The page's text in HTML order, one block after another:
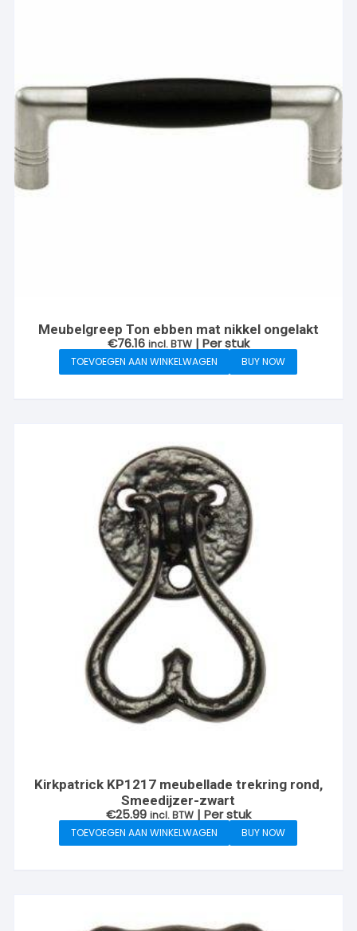
Meubelgreep Ton ebben mat nikkel ongelakt
€76.16 incl. BTW | Per stuk
TOEVOEGEN AAN WINKELWAGEN BUY NOW
Kirkpatrick KP1217 meubellade trekring rond,
Smeedijzer-zwart
€25.99 incl. BTW | Per stuk
TOEVOEGEN AAN WINKELWAGEN BUY NOW